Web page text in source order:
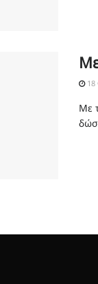
18
Με